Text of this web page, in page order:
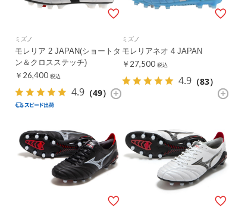
ミズノ
モレリア 2 JAPAN(ショートタ
ン＆クロスステッチ)
￥26,400 税込
4.9 （49）
ミズノ
モレリアネオ 4 JAPAN
￥27,500 税込
4.9 （83）